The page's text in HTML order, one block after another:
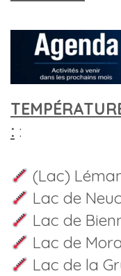
: :
(Lac)
Lac de
Lac de
Lac de
Lac de la